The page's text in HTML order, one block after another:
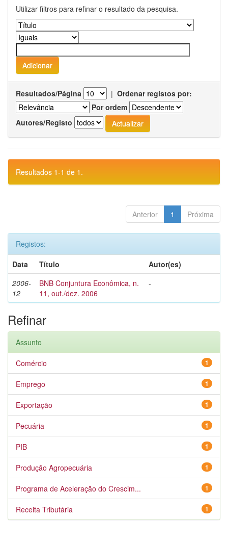
Utilizar filtros para refinar o resultado da pesquisa.
Resultados/Página | Ordenar registos por:
Por ordem
Autores/Registo
Resultados 1-1 de 1.
Anterior 1 Próxima
Registos:
Data
Título
Autor(es)
2006-
12
BNB Conjuntura Econômica, n.
11, out./dez. 2006
-
Refinar
Assunto
1
Comércio
1
Emprego
1
Exportação
1
Pecuária
1
PIB
1
Produção Agropecuária
1
Programa de Aceleração do Crescim...
1
Receita Tributária